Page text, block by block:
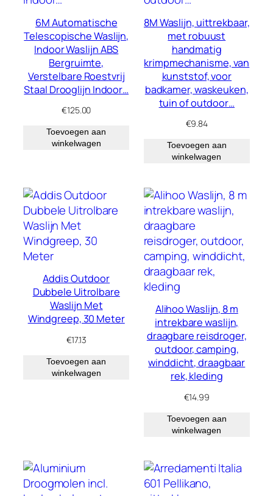
6M Automatische
Telescopische Waslijn,
Indoor Waslijn ABS
Bergruimte,
Verstelbare Roestvrij
Staal Drooglijn Indoor…
€125.00
Toevoegen aan
winkelwagen
8M Waslijn, uittrekbaar,
met robuust
handmatig
krimpmechanisme, van
kunststof, voor
badkamer, waskeuken,
tuin of outdoor…
€9.84
Toevoegen aan
winkelwagen
Addis Outdoor
Dubbele Uitrolbare
Waslijn Met
Windgreep, 30 Meter
€17.13
Toevoegen aan
winkelwagen
Alihoo Waslijn, 8 m
intrekbare waslijn,
draagbare reisdroger,
outdoor, camping,
winddicht, draagbaar
rek, kleding
€14.99
Toevoegen aan
winkelwagen